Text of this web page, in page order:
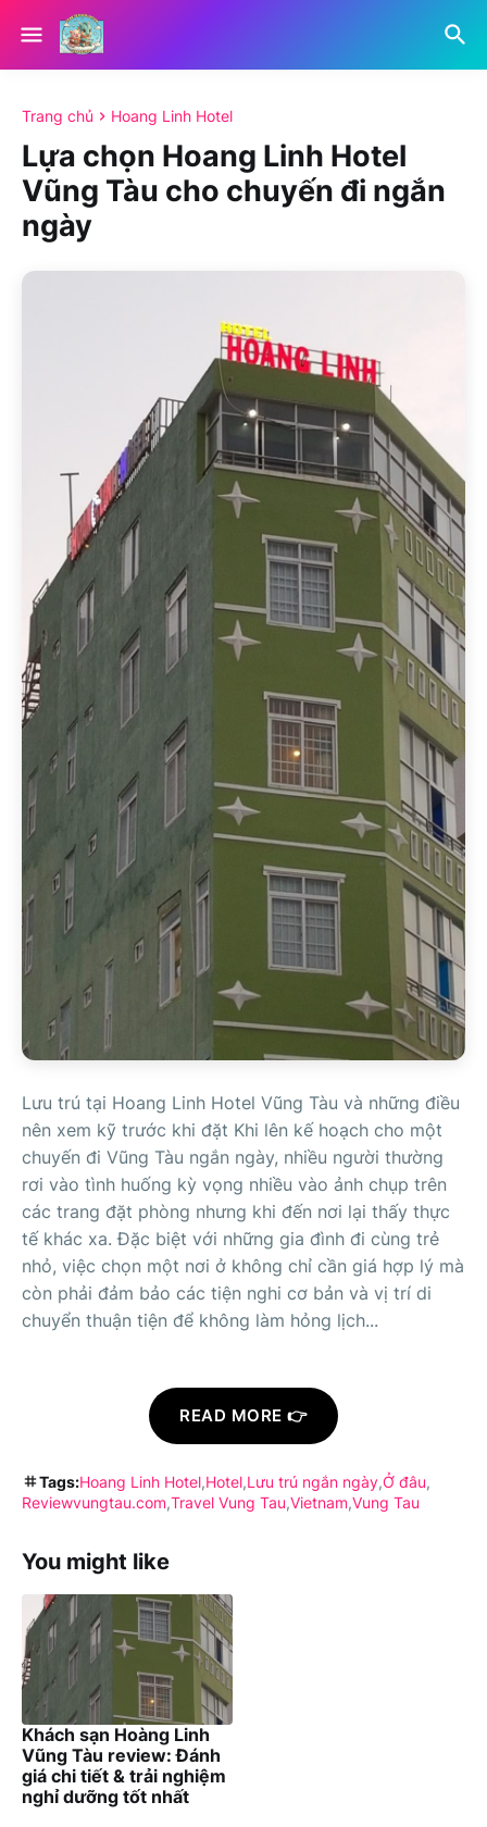
Trang chủ Hoang Linh Hotel
Lựa chọn Hoang Linh Hotel
Vũng Tàu cho chuyến đi ngắn
ngày
Lưu trú tại Hoang Linh Hotel Vũng Tàu và những điều
nên xem kỹ trước khi đặt Khi lên kế hoạch cho một
chuyến đi Vũng Tàu ngắn ngày, nhiều người thường
rơi vào tình huống kỳ vọng nhiều vào ảnh chụp trên
các trang đặt phòng nhưng khi đến nơi lại thấy thực
tế khác xa. Đặc biệt với những gia đình đi cùng trẻ
nhỏ, việc chọn một nơi ở không chỉ cần giá hợp lý mà
còn phải đảm bảo các tiện nghi cơ bản và vị trí di
chuyển thuận tiện để không làm hỏng lịch...
READ MORE 👉
Tags:Hoang Linh Hotel Hotel Lưu trú ngắn ngày Ở đâu
Reviewvungtau.com Travel Vung Tau Vietnam Vung Tau
You might like
Khách sạn Hoàng Linh
Vũng Tàu review: Đánh
giá chi tiết & trải nghiệm
nghỉ dưỡng tốt nhất